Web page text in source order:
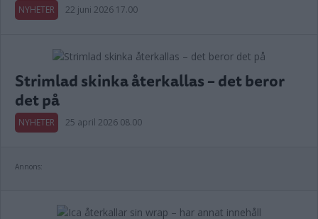
NYHETER 22 juni 2026 17.00
Strimlad skinka återkallas – det beror
det på
NYHETER 25 april 2026 08.00
Annons: